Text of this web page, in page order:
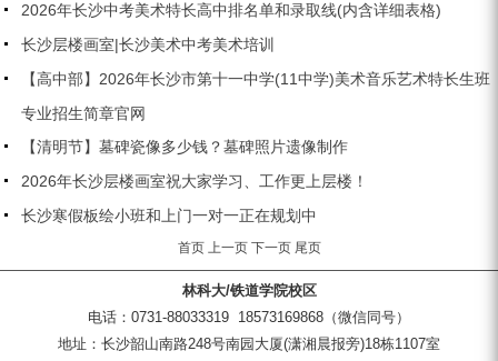
2026年长沙中考美术特长高中排名单和录取线(内含详细表格)
长沙层楼画室|长沙美术中考美术培训
【高中部】2026年长沙市第十一中学(11中学)美术音乐艺术特长生班
专业招生简章官网
【清明节】墓碑瓷像多少钱？墓碑照片遗像制作
2026年长沙层楼画室祝大家学习、工作更上层楼！
长沙寒假板绘小班和上门一对一正在规划中
首页 上一页 下一页 尾页
林科大/铁道学院校区
电话：0731-88033319 18573169868（微信同号）
地址：长沙韶山南路248号南园大厦(潇湘晨报旁)18栋1107室